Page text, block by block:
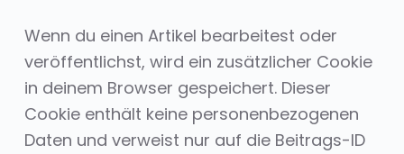
Wenn du einen Artikel bearbeitest oder
veröffentlichst, wird ein zusätzlicher Cookie
in deinem Browser gespeichert. Dieser
Cookie enthält keine personenbezogenen
Daten und verweist nur auf die Beitrags-ID